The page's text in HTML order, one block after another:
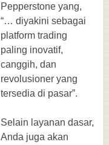
Pepperstone yang,
“… diyakini sebagai
platform trading
paling inovatif,
canggih, dan
revolusioner yang
tersedia di pasar”.
Selain layanan dasar,
Anda juga akan